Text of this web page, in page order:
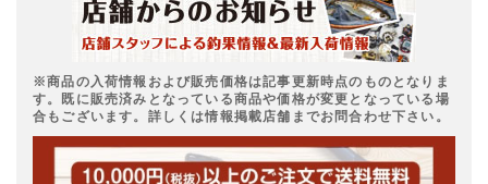
※商品の入荷情報および販売価格は記事更新時点のものとなりま
す。既に販売済みとなっている商品や価格が変更となっている場
合もございます。詳しくは情報掲載店舗までお問合わせ下さい。